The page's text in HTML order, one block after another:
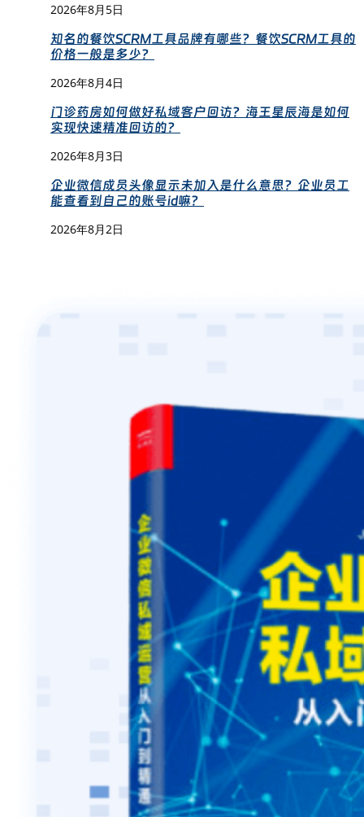
2026年8月5日
知名的餐饮SCRM工具品牌有哪些？餐饮SCRM工具的
价格一般是多少？
2026年8月4日
门诊药房如何做好私域客户回访？海王星辰海是如何
实现快速精准回访的？
2026年8月3日
企业微信成员头像显示未加入是什么意思？企业员工
能查看到自己的账号id嘛？
2026年8月2日